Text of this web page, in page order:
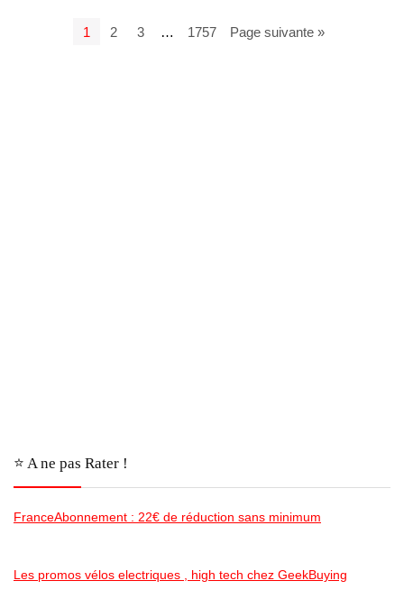
1 2 3 … 1757 Page suivante »
⭐️ A ne pas Rater !
FranceAbonnement : 22€ de réduction sans minimum
Les promos vélos electriques , high tech chez GeekBuying